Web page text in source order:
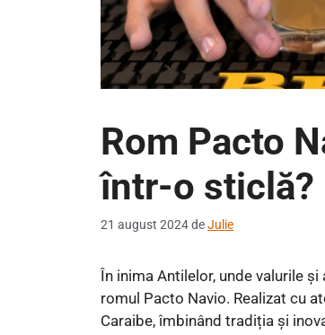
Rom Pacto
într-o sticlă?
21 august 2024deJulie
În inima Antilelor, unde valurile
romul Pacto Navio. Realizat cu
Caraibe, îmbinând tradiția și